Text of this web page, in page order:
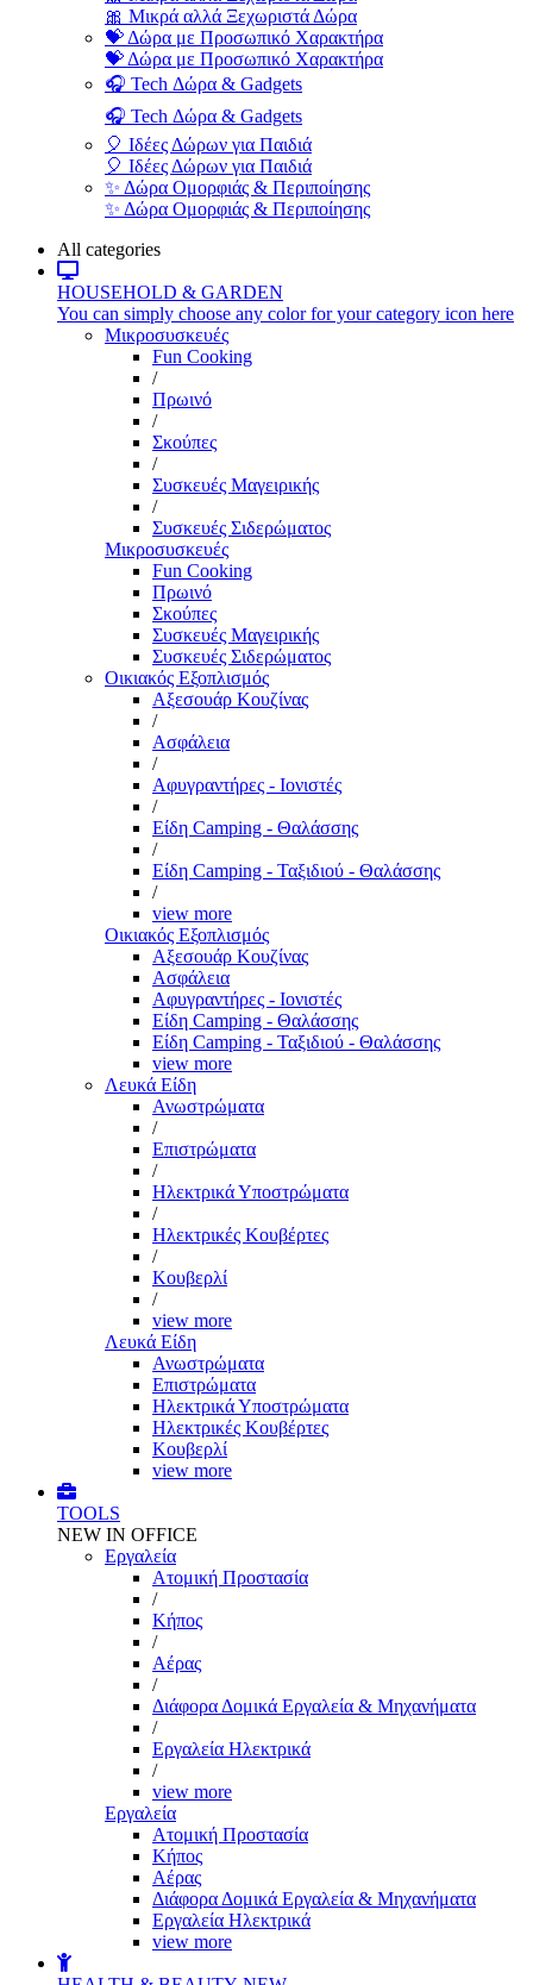
🎀 Μικρά αλλά Ξεχωριστά Δώρα
💝 Δώρα με Προσωπικό Χαρακτήρα
💝 Δώρα με Προσωπικό Χαρακτήρα
🎧 Tech Δώρα & Gadgets
🎧 Tech Δώρα & Gadgets
🎈 Ιδέες Δώρων για Παιδιά
🎈 Ιδέες Δώρων για Παιδιά
✨ Δώρα Ομορφιάς & Περιποίησης
✨ Δώρα Ομορφιάς & Περιποίησης
All categories
HOUSEHOLD & GARDEN
You can simply choose any color for your category icon here
Μικροσυσκευές
Fun Cooking
/
Πρωινό
/
Σκούπες
/
Συσκευές Μαγειρικής
/
Συσκευές Σιδερώματος
Μικροσυσκευές
Fun Cooking
Πρωινό
Σκούπες
Συσκευές Μαγειρικής
Συσκευές Σιδερώματος
Οικιακός Εξοπλισμός
Αξεσουάρ Κουζίνας
/
Ασφάλεια
/
Αφυγραντήρες - Ιονιστές
/
Είδη Camping - Θαλάσσης
/
Είδη Camping - Ταξιδιού - Θαλάσσης
/
view more
Οικιακός Εξοπλισμός
Αξεσουάρ Κουζίνας
Ασφάλεια
Αφυγραντήρες - Ιονιστές
Είδη Camping - Θαλάσσης
Είδη Camping - Ταξιδιού - Θαλάσσης
view more
Λευκά Είδη
Ανωστρώματα
/
Επιστρώματα
/
Ηλεκτρικά Υποστρώματα
/
Ηλεκτρικές Κουβέρτες
/
Κουβερλί
/
view more
Λευκά Είδη
Ανωστρώματα
Επιστρώματα
Ηλεκτρικά Υποστρώματα
Ηλεκτρικές Κουβέρτες
Κουβερλί
view more
TOOLS
NEW IN OFFICE
Εργαλεία
Aτομική Προστασία
/
Kήπος
/
Αέρας
/
Διάφορα Δομικά Εργαλεία & Μηχανήματα
/
Εργαλεία Ηλεκτρικά
/
view more
Εργαλεία
Aτομική Προστασία
Kήπος
Αέρας
Διάφορα Δομικά Εργαλεία & Μηχανήματα
Εργαλεία Ηλεκτρικά
view more